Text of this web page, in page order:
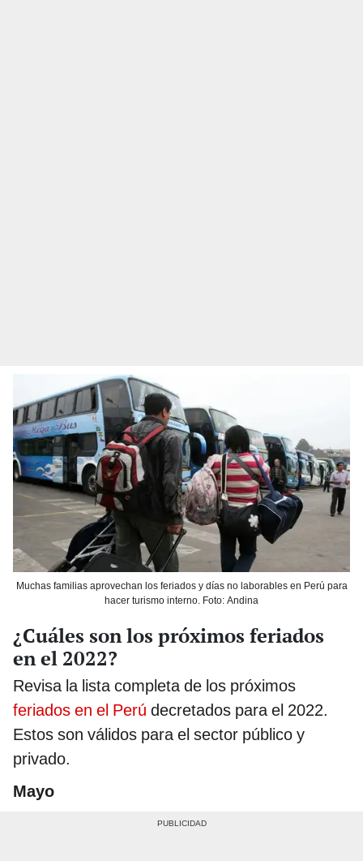
Muchas familias aprovechan los feriados y días no laborables en Perú para
hacer turismo interno. Foto: Andina
¿Cuáles son los próximos feriados
en el 2022?
Revisa la lista completa de los próximos
feriados en el Perú decretados para el 2022.
Estos son válidos para el sector público y
privado.
Mayo